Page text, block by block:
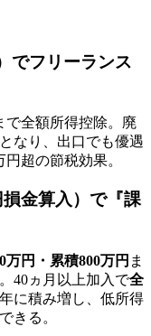
でフリーランス
で全額所得控除。廃
となり、出口でも優遇
超の節税効果。
金算入）で『課
万円・累積800万円 ま
40ヵ月以上加入で全
に積み増し、低所得
きる。